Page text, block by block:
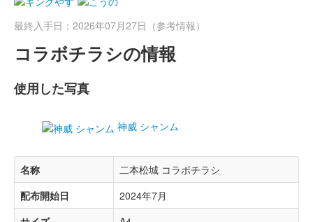
最終入手日：2026年07月27日（参考情報）
コラボチラシの情報
使用した写真
神威 シャンム
名称
二本松城 コラボチラシ
配布開始日
2024年7月